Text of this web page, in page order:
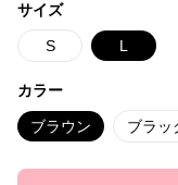
サイズ
S L
カラー
ブラウン ブラッ